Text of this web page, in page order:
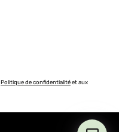
Politique de confidentialitéet aux